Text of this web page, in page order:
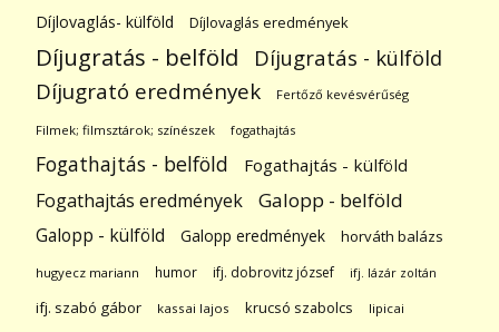
Díjlovaglás- külföld
Díjlovaglás eredmények
Díjugratás - belföld Díjugratás - külföld
Díjugrató eredmények Fertőző kevésvérűség
Filmek; filmsztárok; színészek fogathajtás
Fogathajtás - belföld Fogathajtás - külföld
Fogathajtás eredmények Galopp - belföld
Galopp - külföld Galopp eredmények horváth balázs
hugyecz mariann humor ifj. dobrovitz józsef ifj. lázár zoltán
ifj. szabó gábor kassai lajos krucsó szabolcs lipicai